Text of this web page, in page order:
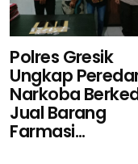
Polres Gresik
Ungkap
Narkoba
Jual Barang
Farmasi...